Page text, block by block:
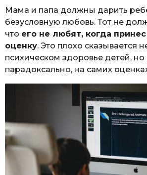
Мама и папа должны дарить
безусловную любовь. Тот не
что его не любят, когда
оценку. Это плохо сказывается
психическом здоровье детей, но
парадоксально, на самих